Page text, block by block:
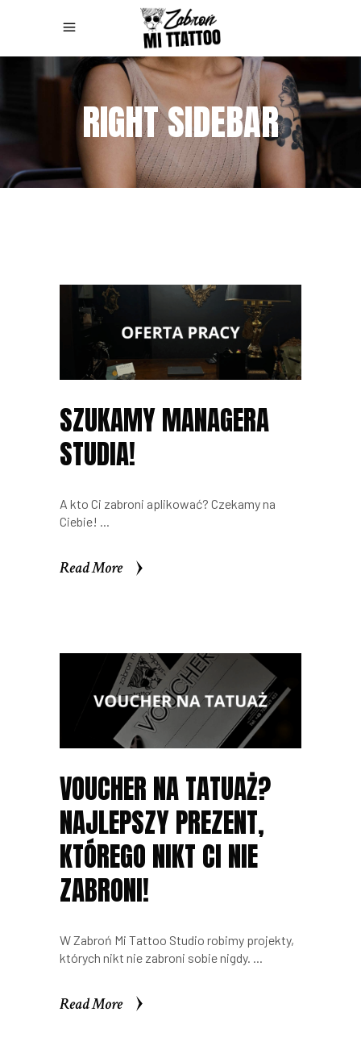
RIGHT SIDEBAR
SZUKAMY MANAGERA
STUDIA!
A kto Ci zabroni aplikować? Czekamy na
Ciebie!
Read More
VOUCHER NA TATUAŻ?
NAJLEPSZY PREZENT,
KTÓREGO NIKT CI NIE
ZABRONI!
W Zabroń Mi Tattoo Studio robimy projekty,
których nikt nie zabroni sobie nigdy.
Read More